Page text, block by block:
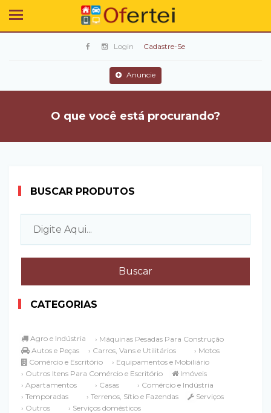
Login Cadastre-Se
Anuncie
O que você está procurando?
BUSCAR PRODUTOS
CATEGORIAS
Agro e Indústria
› Máquinas Pesadas Para Construção
Autos e Peças
› Carros, Vans e Utilitários
› Motos
Comércio e Escritório
› Equipamentos e Mobiliário
› Outros Itens Para Comércio e Escritório
Imóveis
› Apartamentos
› Casas
› Comércio e Indústria
› Temporadas
› Terrenos, Sítio e Fazendas
Serviços
› Outros
› Serviços domésticos